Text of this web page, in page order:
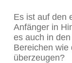
Es ist auf den
Anfänger in
es auch in
Bereichen wie
überzeugen?